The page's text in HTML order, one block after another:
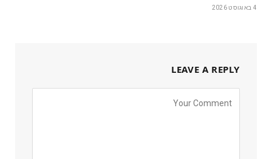
4 באוגוסט 2026
LEAVE A REPLY